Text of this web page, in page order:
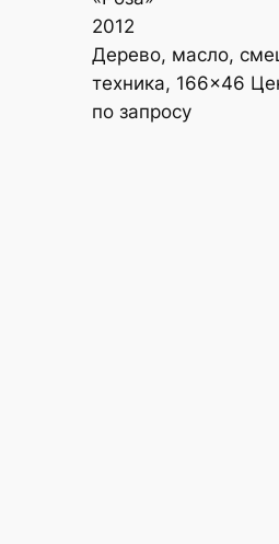
2012
Дерево, масло,
техника, 166×46
по запросу